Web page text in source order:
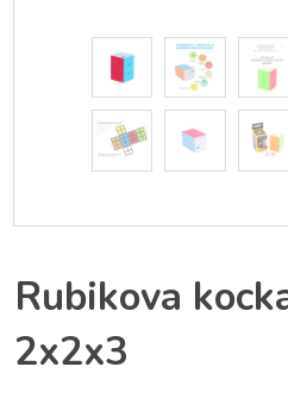
Rubikova
2x2x3